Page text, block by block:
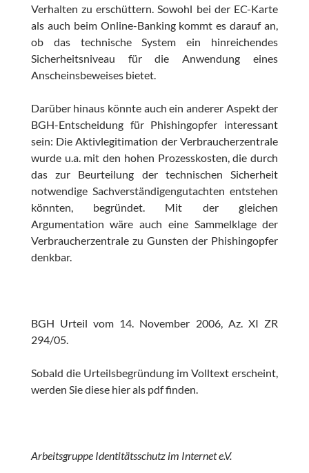
Verhalten zu erschüttern. Sowohl bei der EC-Karte
als auch beim Online-Banking kommt es darauf an,
ob das technische System ein hinreichendes
Sicherheitsniveau für die Anwendung eines
Anscheinsbeweises bietet.
Darüber hinaus könnte auch ein anderer Aspekt der
BGH-Entscheidung für Phishingopfer interessant
sein: Die Aktivlegitimation der Verbraucherzentrale
wurde u.a. mit den hohen Prozesskosten, die durch
das zur Beurteilung der technischen Sicherheit
notwendige Sachverständigengutachten entstehen
könnten, begründet. Mit der gleichen
Argumentation wäre auch eine Sammelklage der
Verbraucherzentrale zu Gunsten der Phishingopfer
denkbar.
BGH Urteil vom 14. November 2006, Az. XI ZR
294/05.
Sobald die Urteilsbegründung im Volltext erscheint,
werden Sie diese hier als pdf finden.
Arbeitsgruppe Identitätsschutz im Internet e.V.